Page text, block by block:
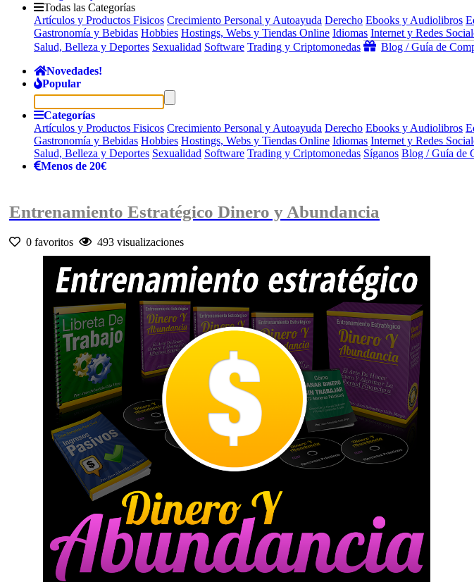
Todas las Categorías
Artículos y Productos Fisicos Crecimiento Personal y Autoayuda Derecho Ebooks y Audiolibros
Gastronomía y Bebidas Hobbies Hostings, Webs y Tiendas Online Idiomas Internet y Redes
Salud, Belleza y Deportes Sexualidad Software Trading y Criptomonedas Blog / Guía de
Novedades!
Popular
Categorías
Artículos y Productos Fisicos Crecimiento Personal y Autoayuda Derecho Ebooks y Audiolibros
Gastronomía y Bebidas Hobbies Hostings, Webs y Tiendas Online Idiomas Internet y Redes
Salud, Belleza y Deportes Sexualidad Software Trading y Criptomonedas Síganos Blog / Guía de
Menos de 20€
Entrenamiento Estratégico Dinero y Abundancia
0 favoritos 493 visualizaciones